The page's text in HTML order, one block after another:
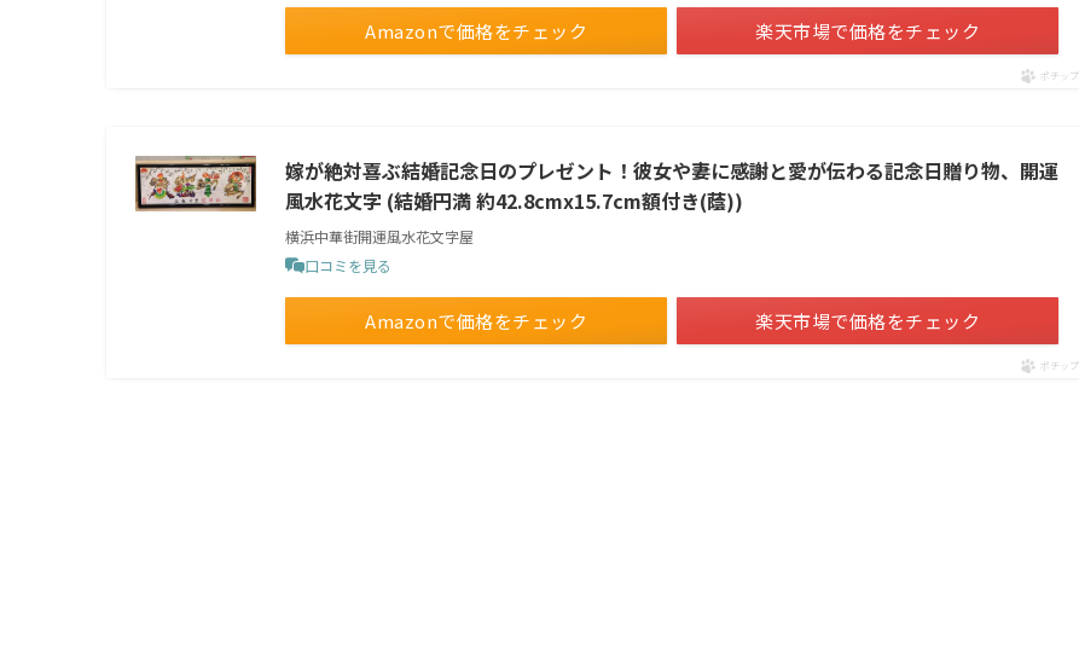
Amazonで価格をチェック 楽天市場で価格をチェック
ポチップ
‪嫁が絶対喜ぶ結婚記念日のプレゼント！彼女や妻に感謝と愛が伝わる記念日贈り物、開運
風水花文字 (結婚円満 ‪約42.8cmx15.7cm額付き(蔭))
横浜中華街開運風水花文字屋
口コミを見る
Amazonで価格をチェック 楽天市場で価格をチェック
ポチップ